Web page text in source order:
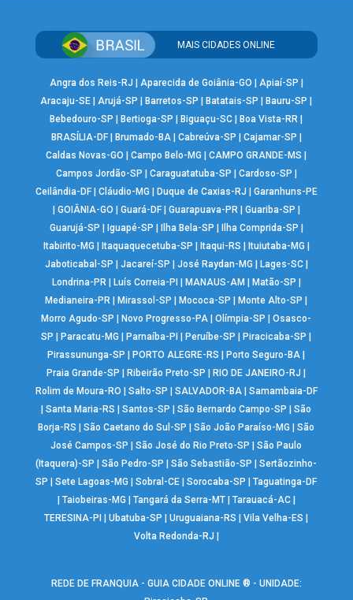
MAIS CIDADES ONLINE
Angra dos Reis-RJ Aparecida de Goiânia-GO Apiaí-SP
Aracaju-SE |Arujá-SP Barretos-SP Batatais-SP Bauru-SP
Bebedouro-SP
Bertioga-SP Biguaçu-SC Boa Vista-RR
BRASÍLIA-DF| Brumado-BA| Cabreúva-SP Cajamar-SP
Caldas Novas-GO
|Campo Belo-MG |CAMPO GRANDE-MS
Campos Jordão-SP
Caraguatatuba-SP Cardoso-SP
Ceilândia-DF| Cláudio-MG Duque de Caxias-RJ
Garanhuns-PE
GOIÂNIA-GO Guará-DF| Guarapuava-PR| Guariba-SP
Guarujá-SP
Iguapé-SP Ilha Bela-SP Ilha Comprida-SP
Itabirito-MG
Itaquaquecetuba-SP Itaqui-RS Ituiutaba-MG
Jaboticabal-SP
Jacareí-SP José Raydan-MG Lages-SC|
Londrina-PR| Luís Correia-PI MANAUS-AM Matão-SP
Medianeira-PR
Mirassol-SP Mococa-SP Monte Alto-SP
Morro Agudo-SP
Novo Progresso-PA |Olímpia-SP |Osasco-
SP
Paracatu-MG Parnaíba-PI Peruíbe-SP Piracicaba-SP
Pirassununga-SP
PORTO ALEGRE-RS Porto Seguro-BA
Praia Grande-SP
Ribeirão Preto-SP RIO DE JANEIRO-RJ
Rolim de Moura-RO
Salto-SP SALVADOR-BA| Samambaia-DF
|Santa Maria-RS |Santos-SP |São Bernardo Campo-SP |São
Borja-RS
|São Caetano do Sul-SP |São João Paraíso-MG |São
José Campos-SP
|São José do Rio Preto-SP |São Paulo
(Itaquera)-SP
|São Pedro-SP |São Sebastião-SP |Sertãozinho-
SP
|Sete Lagoas-MG |Sobral-CE |Sorocaba-SP |Taguatinga-DF
Taiobeiras-MG Tangará da Serra-MT| Tarauacá-AC|
TERESINA-PI
|Ubatuba-SP |Uruguaiana-RS |Vila Velha-ES
Volta Redonda-RJ
REDE DE FRANQUIA - GUIA CIDADE ONLINE ® - UNIDADE: